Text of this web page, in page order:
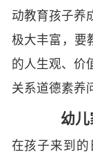
动教育孩子养
极大丰富，要
的人生观、价
关系道德素养
幼
在孩子来到